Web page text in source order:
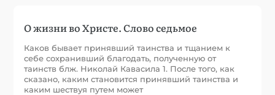
О жизни во Христе. Слово седьмое
Каков бывает принявший таинства и тщанием к
себе сохранивший благодать, полученную от
таинств блж. Николай Кавасила 1. После того, как
сказано, каким становится принявший таинства и
каким шествуя путем может